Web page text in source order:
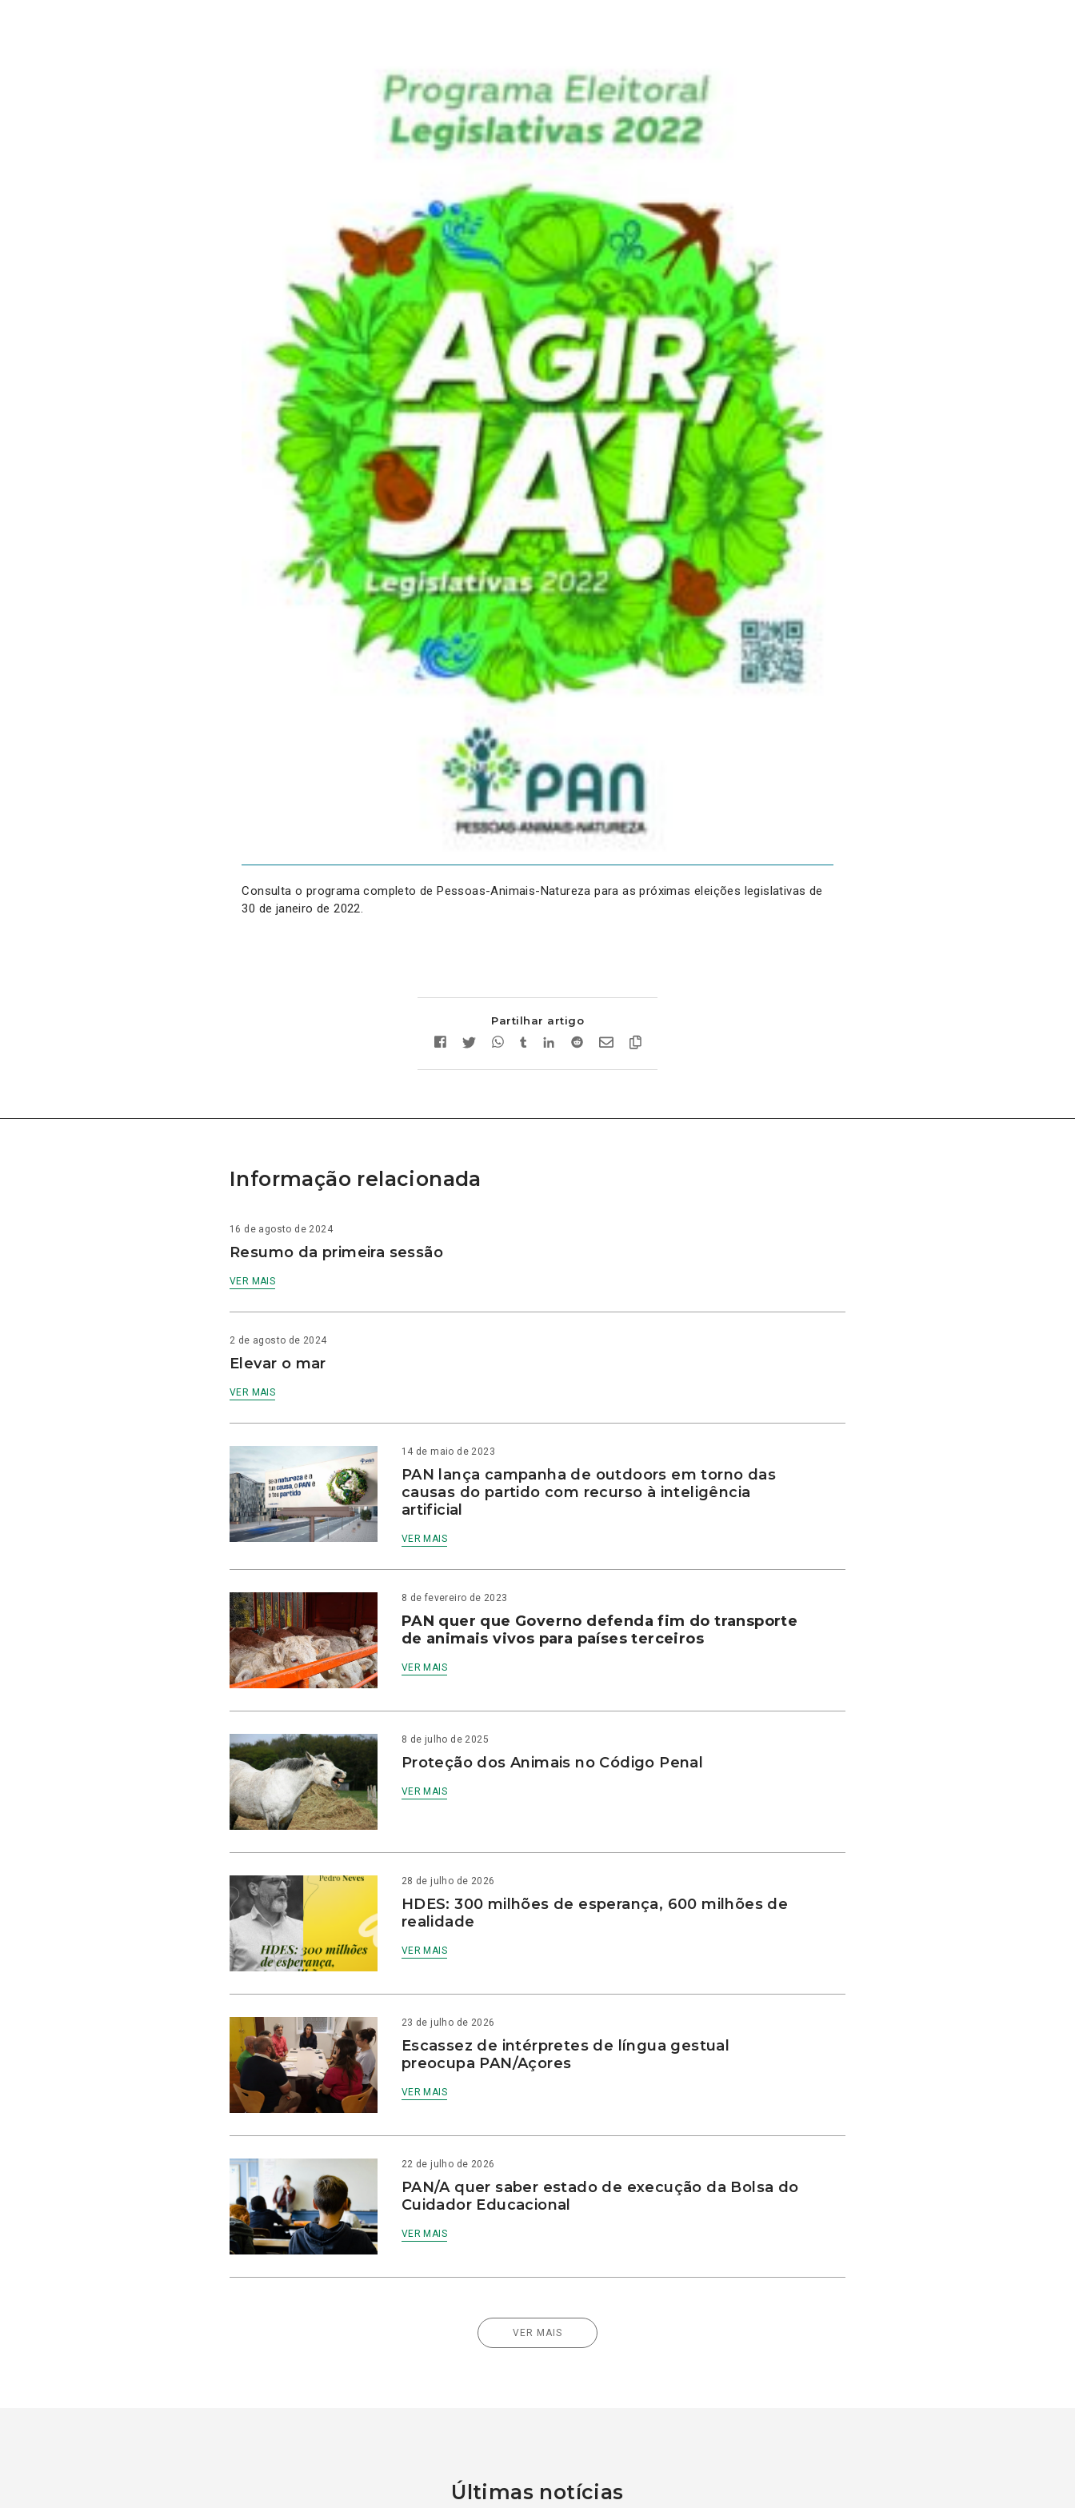
Consulta o programa completo de Pessoas-Animais-Natureza para as próximas eleições legislativas de
30 de janeiro de 2022.
Partilhar artigo
Informação relacionada
16 de agosto de 2024
Resumo da primeira sessão
VER MAIS
2 de agosto de 2024
Elevar o mar
VER MAIS
14 de maio de 2023
PAN lança campanha de outdoors em torno das
causas do partido com recurso à inteligência
artificial
VER MAIS
8 de fevereiro de 2023
PAN quer que Governo defenda fim do transporte
de animais vivos para países terceiros
VER MAIS
8 de julho de 2025
Proteção dos Animais no Código Penal
VER MAIS
28 de julho de 2026
HDES: 300 milhões de esperança, 600 milhões de
realidade
VER MAIS
23 de julho de 2026
Escassez de intérpretes de língua gestual
preocupa PAN/Açores
VER MAIS
22 de julho de 2026
PAN/A quer saber estado de execução da Bolsa do
Cuidador Educacional
VER MAIS
VER MAIS
Últimas notícias